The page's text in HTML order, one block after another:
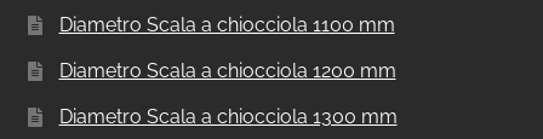
Diametro Scala a chiocciola 1100 mm
Diametro Scala a chiocciola 1200 mm
Diametro Scala a chiocciola 1300 mm